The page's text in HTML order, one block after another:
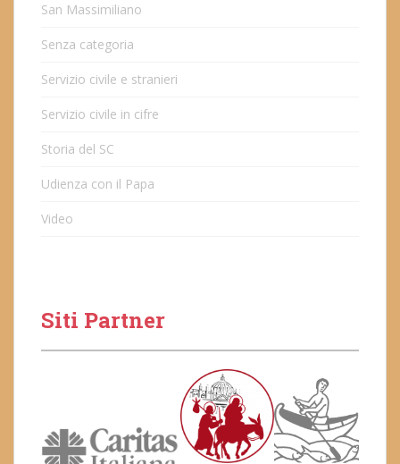
San Massimiliano
Senza categoria
Servizio civile e stranieri
Servizio civile in cifre
Storia del SC
Udienza con il Papa
Video
Siti Partner